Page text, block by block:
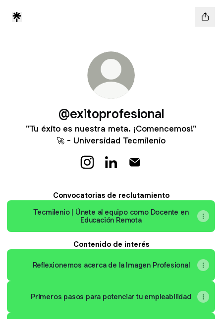
@exitoprofesional
"Tu éxito es nuestra meta. ¡Comencemos!"
🚀 - Universidad Tecmilenio
Convocatorias de reclutamiento
Tecmilenio | Únete al equipo como Docente en
Educación Remota
Contenido de interés
Reflexionemos acerca de la Imagen Profesional
Primeros pasos para potenciar tu empleabilidad